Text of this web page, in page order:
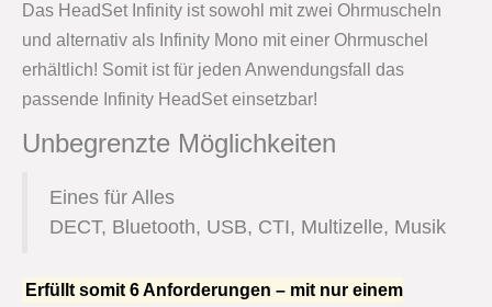
Das HeadSet Infinity ist sowohl mit zwei Ohrmuscheln
und alternativ als Infinity Mono mit einer Ohrmuschel
erhältlich! Somit ist für jeden Anwendungsfall das
passende Infinity HeadSet einsetzbar!
Unbegrenzte Möglichkeiten
Eines für Alles
DECT, Bluetooth, USB, CTI, Multizelle, Musik
Erfüllt somit 6 Anforderungen – mit nur einem